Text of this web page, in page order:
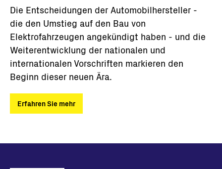
Die Entscheidungen der Automobilhersteller -
die den Umstieg auf den Bau von
Elektrofahrzeugen angekündigt haben - und die
Weiterentwicklung der nationalen und
internationalen Vorschriften markieren den
Beginn dieser neuen Ära.
Erfahren Sie mehr